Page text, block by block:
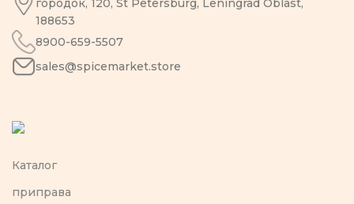
городок, 120, St Petersburg, Leningrad Oblast,
188653
8900-659-5507
sales@spicemarket.store
Каталог
приправа